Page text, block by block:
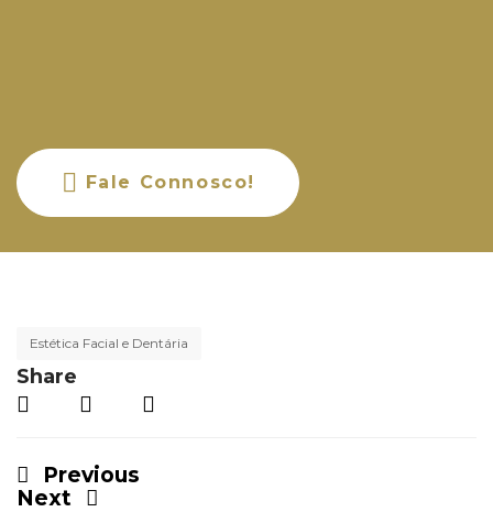
Fale Connosco!
Estética Facial e Dentária
Share
Previous
Next